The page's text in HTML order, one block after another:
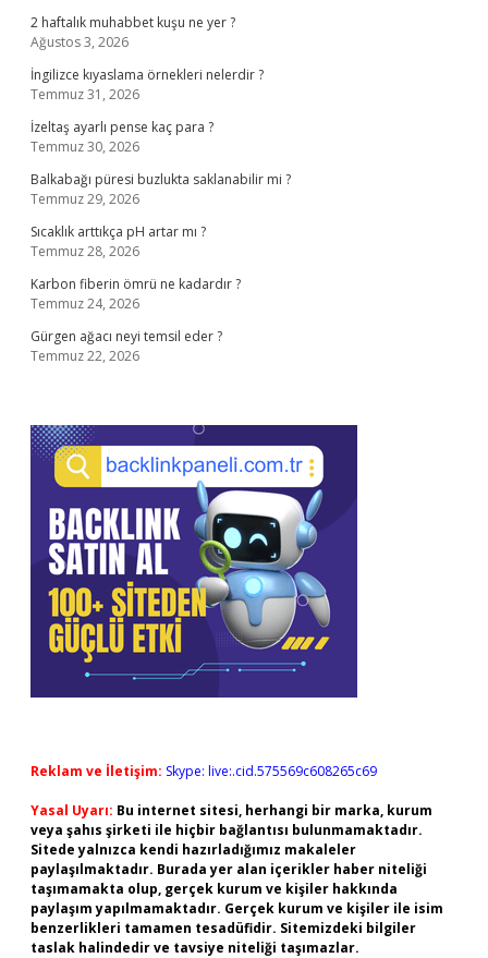
2 haftalık muhabbet kuşu ne yer ?
Ağustos 3, 2026
İngilizce kıyaslama örnekleri nelerdir ?
Temmuz 31, 2026
İzeltaş ayarlı pense kaç para ?
Temmuz 30, 2026
Balkabağı püresi buzlukta saklanabilir mi ?
Temmuz 29, 2026
Sıcaklık arttıkça pH artar mı ?
Temmuz 28, 2026
Karbon fiberin ömrü ne kadardır ?
Temmuz 24, 2026
Gürgen ağacı neyi temsil eder ?
Temmuz 22, 2026
Reklam ve İletişim: Skype: live:.cid.575569c608265c69
Yasal Uyarı: Bu internet sitesi, herhangi bir marka, kurum
veya şahıs şirketi ile hiçbir bağlantısı bulunmamaktadır.
Sitede yalnızca kendi hazırladığımız makaleler
paylaşılmaktadır. Burada yer alan içerikler haber niteliği
taşımamakta olup, gerçek kurum ve kişiler hakkında
paylaşım yapılmamaktadır. Gerçek kurum ve kişiler ile isim
benzerlikleri tamamen tesadüfidir. Sitemizdeki bilgiler
taslak halindedir ve tavsiye niteliği taşımazlar.